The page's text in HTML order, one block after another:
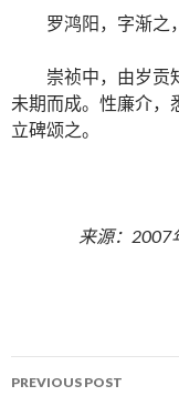
罗鸿阳，字渐之
崇祯中，由岁贡
未期而成。性廉介，
立碑颂之。
来源：
PREVIOUS POST